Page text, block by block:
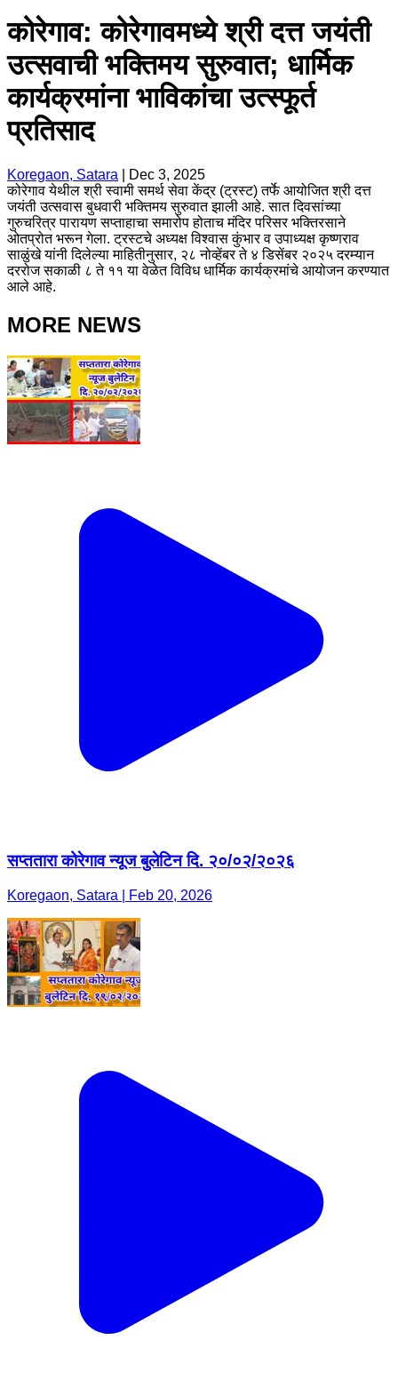
कोरेगाव: कोरेगावमध्ये श्री दत्त जयंती
उत्सवाची भक्तिमय सुरुवात; धार्मिक
कार्यक्रमांना भाविकांचा उत्स्फूर्त
प्रतिसाद
Koregaon, Satara
Dec 3, 2025
कोरेगाव येथील श्री स्वामी समर्थ सेवा केंद्र (ट्रस्ट) तर्फे आयोजित श्री दत्त
जयंती उत्सवास बुधवारी भक्तिमय सुरुवात झाली आहे. सात दिवसांच्या
गुरुचरित्र पारायण सप्ताहाचा समारोप होताच मंदिर परिसर भक्तिरसाने
ओतप्रोत भरून गेला. ट्रस्टचे अध्यक्ष विश्वास कुंभार व उपाध्यक्ष कृष्णराव
साळुंखे यांनी दिलेल्या माहितीनुसार, २८ नोव्हेंबर ते ४ डिसेंबर २०२५ दरम्यान
दररोज सकाळी ८ ते ११ या वेळेत विविध धार्मिक कार्यक्रमांचे आयोजन करण्यात
आले आहे.
MORE NEWS
सप्ततारा कोरेगाव न्यूज बुलेटिन दि. २०/०२/२०२६
Koregaon, Satara | Feb 20, 2026